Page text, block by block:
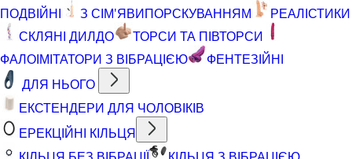
ПОДВІЙНІ
З СІМ'ЯВИПОРСКУВАННЯМ
РЕАЛІСТИКИ
СКЛЯНІ ДИЛДО
ТОРСИ ТА ПІВТОРСИ
ФАЛОІМІТАТОРИ З ВІБРАЦІЄЮ
ФЕНТЕЗІЙНІ
ДЛЯ НЬОГО
ЕКСТЕНДЕРИ ДЛЯ ЧОЛОВІКІВ
ЕРЕКЦІЙНІ КІЛЬЦЯ